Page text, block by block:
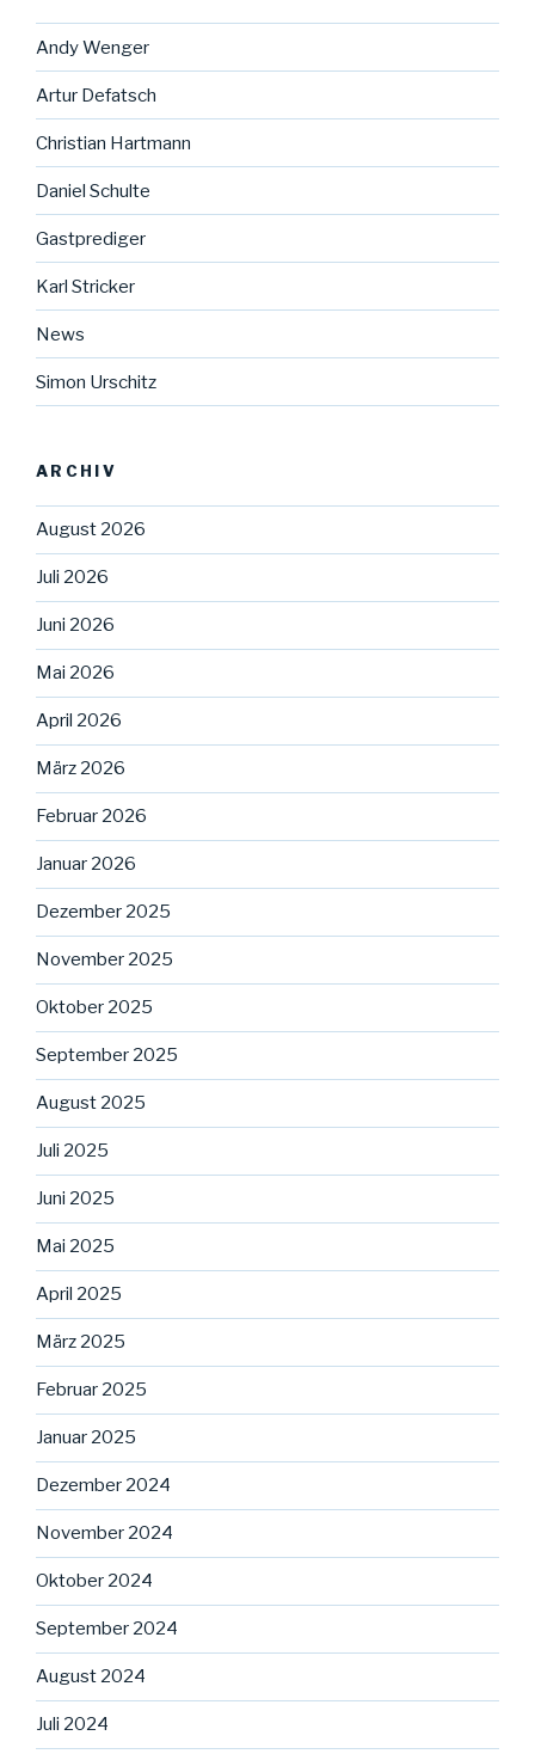
Andy Wenger
Artur Defatsch
Christian Hartmann
Daniel Schulte
Gastprediger
Karl Stricker
News
Simon Urschitz
ARCHIV
August 2026
Juli 2026
Juni 2026
Mai 2026
April 2026
März 2026
Februar 2026
Januar 2026
Dezember 2025
November 2025
Oktober 2025
September 2025
August 2025
Juli 2025
Juni 2025
Mai 2025
April 2025
März 2025
Februar 2025
Januar 2025
Dezember 2024
November 2024
Oktober 2024
September 2024
August 2024
Juli 2024